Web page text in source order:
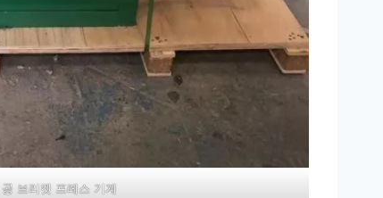
브리켓 프레스 기계